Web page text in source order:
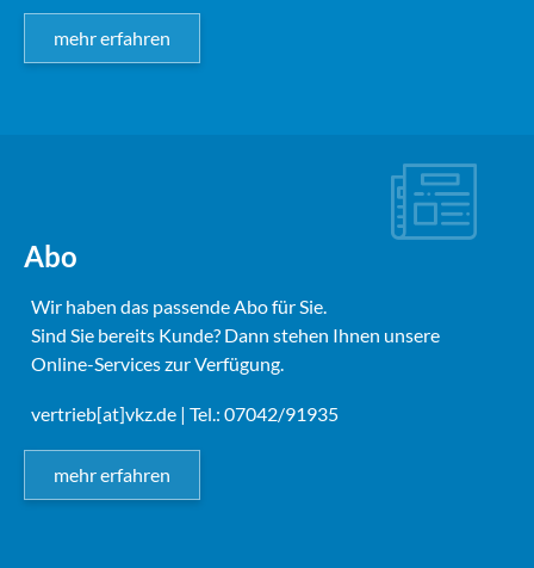
mehr erfahren
Abo
Wir haben das passende Abo für Sie.
Sind Sie bereits Kunde? Dann stehen Ihnen unsere
Online-Services zur Verfügung.
vertrieb[at]vkz.de | Tel.: 07042/91935
mehr erfahren